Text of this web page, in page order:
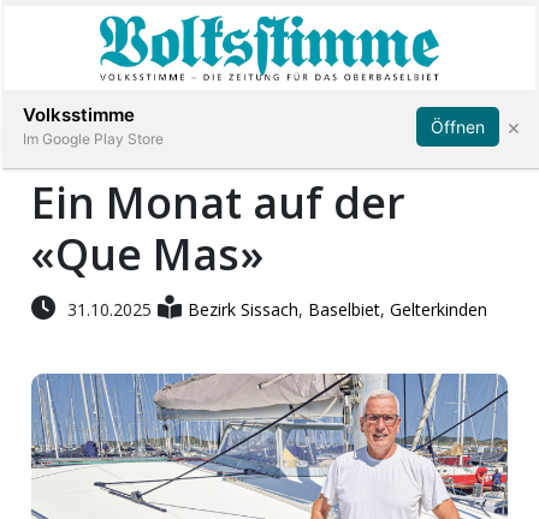
Immobilien
Veranstaltungen
Stellen
E-
Paper
Abonnieren Anmelden
Ein Monat auf der
«Que Mas»
31.10.2025 Bezirk Sissach, Baselbiet,Gelterkinden
Volksstimme
Im Google Play Store
Öffnen ×